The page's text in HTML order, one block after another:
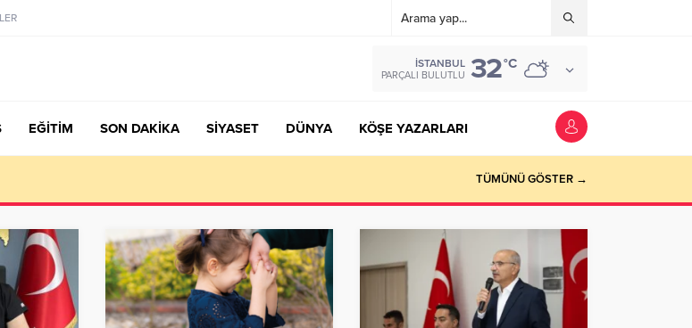
İSTANBUL
PARÇALI BULUTLU 32°C
EĞİTİM SON DAKİKA SİYASET DÜNYA KÖŞE YAZARLARI
TÜMÜNÜ GÖSTER →